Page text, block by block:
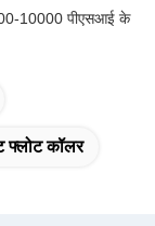
10000 पीएसआई के
फ्लोट कॉलर